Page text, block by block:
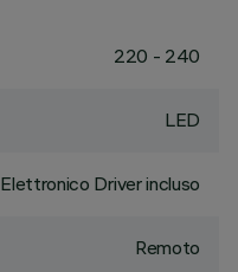
220 - 240
LED
Elettronico Driver incluso
Remoto